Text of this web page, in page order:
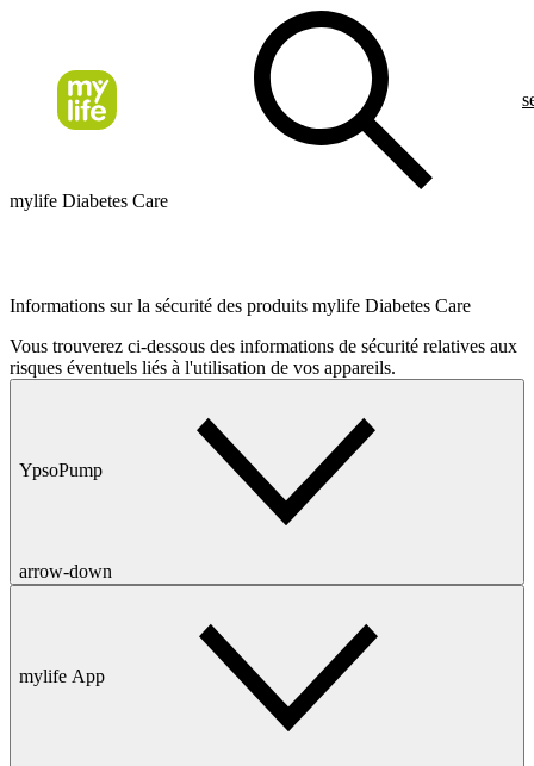
mylife Diabetes Care
Informations sur la sécurité des produits mylife Diabetes Care
Vous trouverez ci-dessous des informations de sécurité relatives aux
risques éventuels liés à l'utilisation de vos appareils.
YpsoPump
arrow-down
mylife App